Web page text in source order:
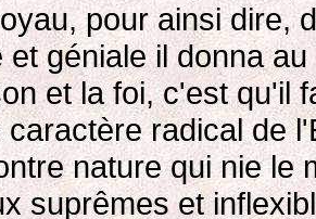
pour ainsi dire,
et géniale il donna
et la foi, c'est qu'il
caractère radical de
nature qui nie le
suprêmes et